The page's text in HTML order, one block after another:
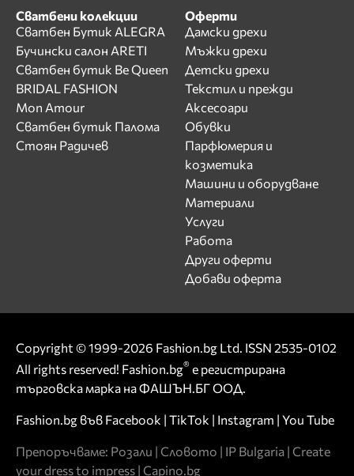
Сватбени колекции
Сватбен Бутик ALEGRA
Бучински салон ARETI
Сватбен бутик Be Queen
BRIDAL FASHION
Mon Amour
Сватбен бутик Палома
Стоян Радичев
Оферти
Дамски дрехи
Мъжки дрехи
Детски дрехи
Текстил и прежди
Аксесоари
Обувки
Парфюмерия и
козметика
Машини и оборудване
Материали
Услуги
Работа
Други оферти
Добави оферта
Copyright © 1999-2026 Fashion.bg Ltd. ISSN 2535-0102
All rights reserved! Fashion.bg® е регистрирана
търговска марка на ФАШЪН.БГ ООД.
Fashion.bg във Facebook | TikTok | Instagram | You Tube
Препоръчваме: Розали | Словото | IP Bulgaria | Create
your dress to impress | Capino.bg